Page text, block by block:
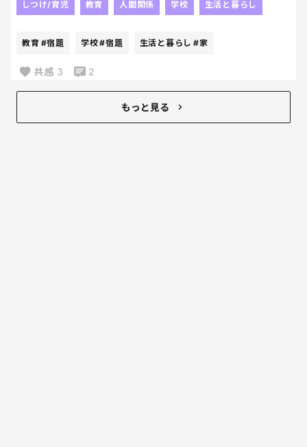
じゃないかなぁ～って思っていた通り、
2日後に
毎日荷物開けないパターンね！？笑
戻ってきたことが何よりだから
我が家ってましたようーーーー。笑
しつけ/育児 教育 人間関係 学校 生活と暮らし
教育 #宿題 学校#宿題 生活と暮らし #家
共感 3 2
もっと見る